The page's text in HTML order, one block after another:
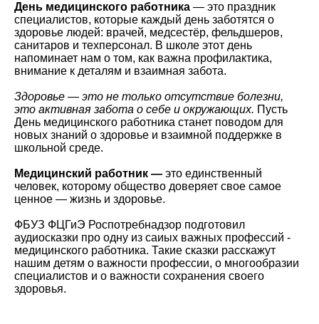
День медицинского работника — это праздник
специалистов, которые каждый день заботятся о
здоровье людей: врачей, медсестёр, фельдшеров,
санитаров и техперсонал. В школе этот день
напоминает нам о том, как важна профилактика,
внимание к деталям и взаимная забота.
Здоровье — это не только отсутствие болезни,
это активная забота о себе и окружающих. Пусть
День медицинского работника станет поводом для
новых знаний о здоровье и взаимной поддержке в
школьной среде.
Медицинский работник — это единственный
человек, которому общество доверяет свое самое
ценное — жизнь и здоровье.
ФБУЗ ФЦГиЭ Роспотребнадзор подготовил
аудиосказки про одну из саиых важных профессий -
медицинского работника. Такие сказки расскажут
нашим детям о важности профессии, о многообразии
специалистов и о важности сохранения своего
здоровья.